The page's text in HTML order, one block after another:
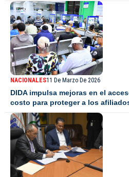
NACIONALES11 De Marzo De 2026
DIDA impulsa mejoras en el
costo para proteger a los